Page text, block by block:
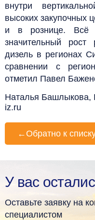
внутри
высоких закупочных
и в рознице. Всё
значительный
дизель в регионах
сравнении с
отметил Павел
Наталья Башлыкова,
iz.ru
← Обратно к
У вас
Оставьте заявку на
специалистом